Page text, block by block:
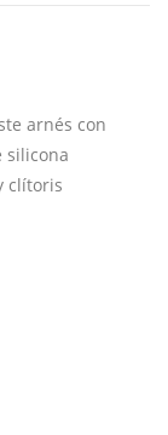
arnés con
silicona
clítoris